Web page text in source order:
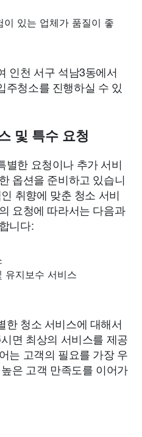
이 있는 업체가 품질이 좋
인천 서구 석남3동에서
주청소를 진행하실 수 있
및 특수 요청
별한 요청이나 추가 서비
옵션을 준비하고 있습니
취향에 맞춘 청소 서비
요청에 따라서는 다음과
니다:
유지보수 서비스
한 청소 서비스에 대해서
면 최상의 서비스를 제공
는 고객의 필요를 가장 우
은 고객 만족도를 이어가